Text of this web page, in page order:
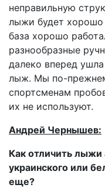
неправильную
лыжи будет хорошо
база хорошо
разнообразные
далеко вперед
лыж. Мы по-
спортсменам
их не используют.
Андрей Чернышев:
Как отличить лыжи
украинского или
еще?